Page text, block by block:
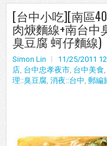
[台中小吃][南區
肉焿麵線+南台中
臭豆腐 蚵仔麵線)
Simon Lin 11/25/2011
店 台中忠孝夜市 台中美食
理::臭豆腐 消夜::台中 郵編